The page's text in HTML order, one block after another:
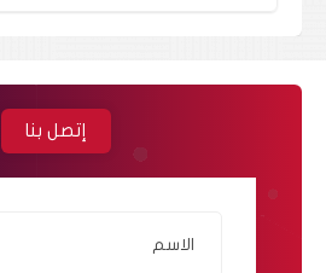
إتصل بنا
الاسم